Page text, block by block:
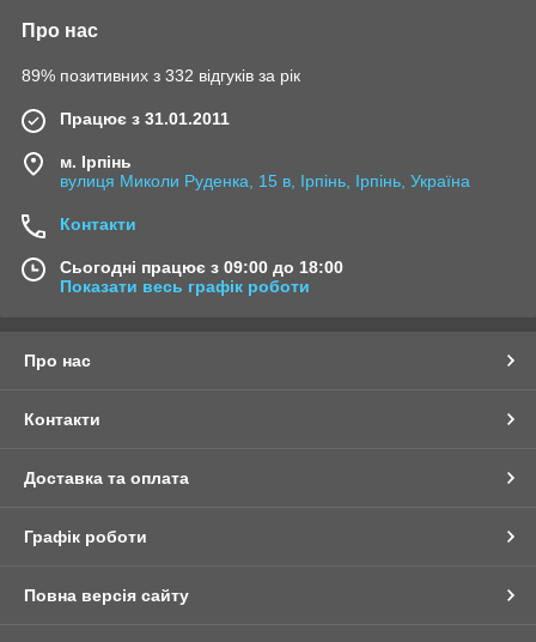
Про нас
89% позитивних з 332 відгуків за рік
Працює з 31.01.2011
м. Ірпінь
вулиця Миколи Руденка, 15 в, Ірпінь, Ірпінь, Україна
Контакти
Сьогодні працює з 09:00 до 18:00
Показати весь графік роботи
Про нас
Контакти
Доставка та оплата
Графік роботи
Повна версія сайту